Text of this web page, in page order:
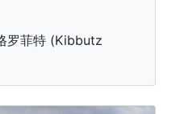
罗菲特 (Kibbutz